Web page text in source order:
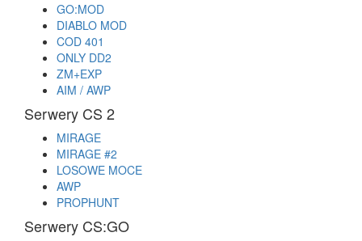
GO:MOD
DIABLO MOD
COD 401
ONLY DD2
ZM+EXP
AIM / AWP
Serwery CS 2
MIRAGE
MIRAGE #2
LOSOWE MOCE
AWP
PROPHUNT
Serwery CS:GO